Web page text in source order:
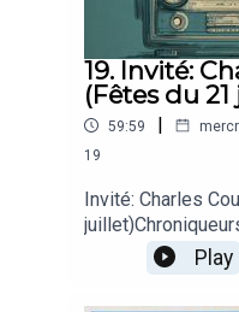
19. Invité:
(Fêtes du
59:59 |
19
Invité: Charles
"Torremolinos" -
pas la guèpe
Play